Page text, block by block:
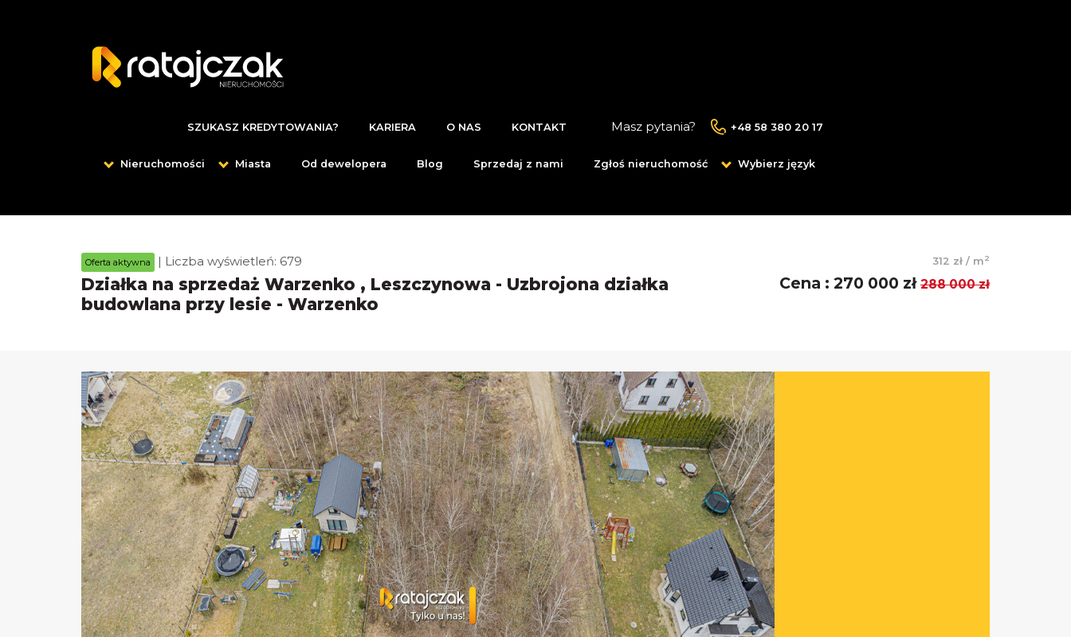
Masz pytania? +48 58 380 20 17
SZUKASZ KREDYTOWANIA? KARIERA O NAS KONTAKT
Nieruchomości Miasta Od dewelopera Blog Sprzedaj z nami Zgłoś nieruchomość Wybierz język
Oferta aktywna | Liczba wyświetleń: 679
Działka na sprzedaż Warzenko , Leszczynowa - Uzbrojona działka
budowlana przy lesie - Warzenko
312 zł / m2
Cena : 270 000 zł 288 000 zł